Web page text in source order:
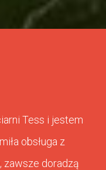
Tess i jestem
obsługa z
zawsze doradzą